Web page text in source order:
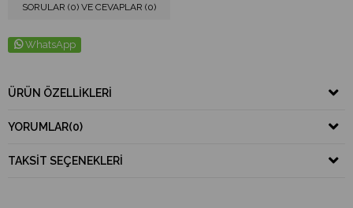
SORULAR (0) VE CEVAPLAR (0)
WhatsApp
ÜRÜN ÖZELLIKLERI
YORUMLAR(0)
TAKSIT SEÇENEKLERI